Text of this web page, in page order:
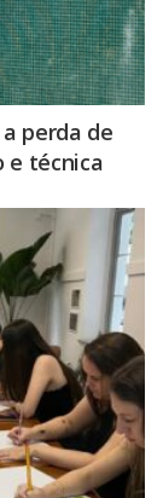
perda de
e técnica